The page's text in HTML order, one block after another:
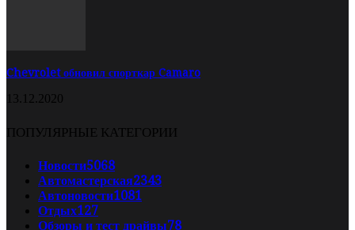
Chevrolet обновил спорткар Camaro
13.12.2020
ПОПУЛЯРНЫЕ КАТЕГОРИИ
Новости5068
Автомастерская2343
Автоновости1081
Отдых127
Обзоры и тест драйвы78